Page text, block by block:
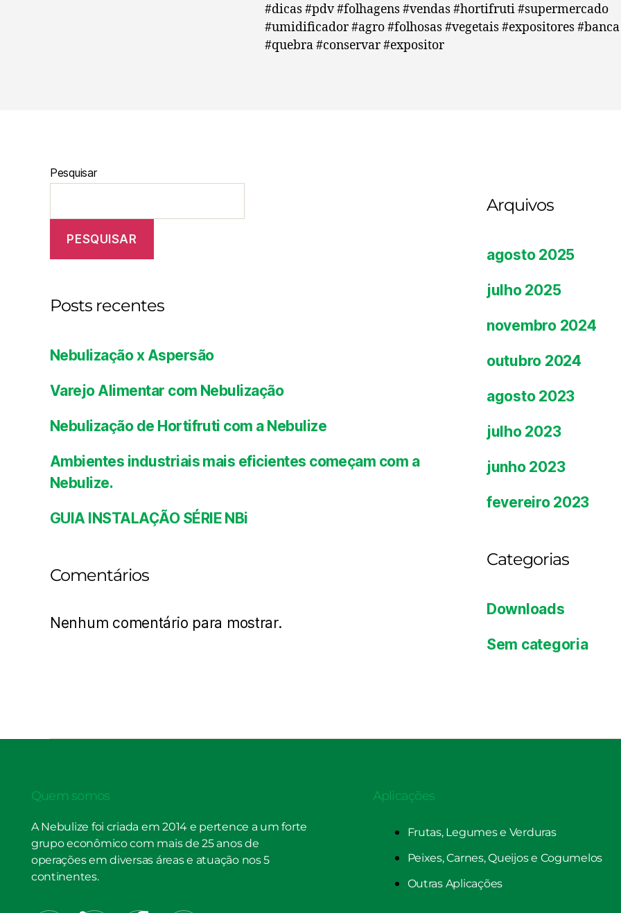
#dicas #pdv #folhagens #vendas #hortifruti #supermercado
#umidificador #agro #folhosas #vegetais #expositores #banca
#quebra #conservar #expositor
Pesquisar
PESQUISAR
Posts recentes
Nebulização x Aspersão
Varejo Alimentar com Nebulização
Nebulização de Hortifruti com a Nebulize
Ambientes industriais mais eficientes começam com a
Nebulize.
GUIA INSTALAÇÃO SÉRIE NBi
Comentários
Nenhum comentário para mostrar.
Arquivos
agosto 2025
julho 2025
novembro 2024
outubro 2024
agosto 2023
julho 2023
junho 2023
fevereiro 2023
Categorias
Downloads
Sem categoria
Quem somos
A Nebulize foi criada em 2014 e pertence a um forte
grupo econômico com mais de 25 anos de
operações em diversas áreas e atuação nos 5
continentes.
Aplicações
Frutas, Legumes e Verduras
Peixes, Carnes, Queijos e Cogumelos
Outras Aplicações